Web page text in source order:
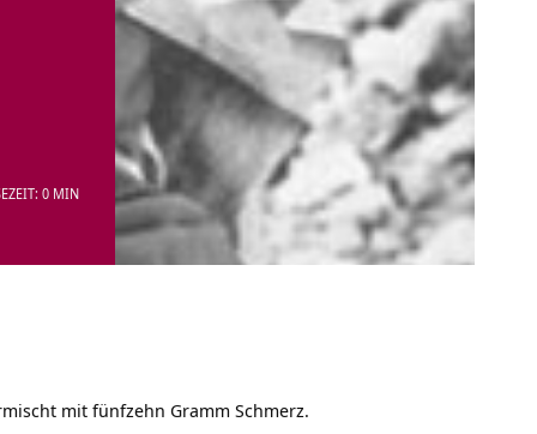
0 MIN
mit fünfzehn Gramm Schmerz.